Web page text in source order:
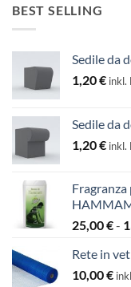
BEST SELLING
Sedile da
1,20€ inkl.
Sedile da
1,20€ inkl.
25,00€-
Rete in
10,00€